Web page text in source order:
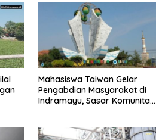
Mahasiswa Taiwan Gelar
Pengabdian Masyarakat di
Indramayu, Sasar Komunitas